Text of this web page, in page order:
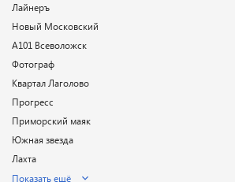
Лайнеръ
Новый Московский
А101 Всеволожск
Фотограф
Квартал Лаголово
Прогресс
Приморский маяк
Южная звезда
Лахта
Показать ещё